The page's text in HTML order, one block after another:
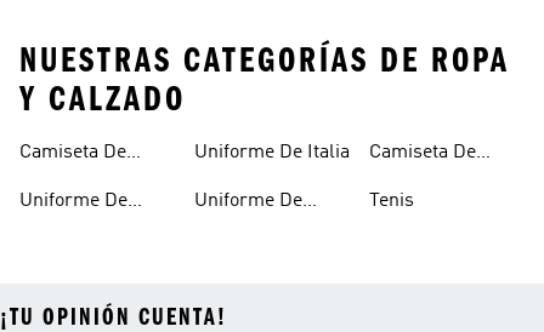
NUESTRAS CATEGORÍAS DE ROPA
Y CALZADO
Camiseta De
Uniforme De
Uniforme De Italia
Uniforme De
Camiseta De
Tenis
¡TU OPINIÓN CUENTA!